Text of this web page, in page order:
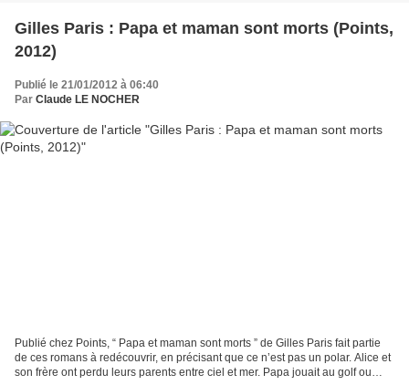
Gilles Paris : Papa et maman sont morts (Points,
2012)
Publié le 21/01/2012 à 06:40
Par Claude LE NOCHER
Publié chez Points, “ Papa et maman sont morts ” de Gilles Paris fait partie
de ces romans à redécouvrir, en précisant que ce n’est pas un polar. Alice et
son frère ont perdu leurs parents entre ciel et mer. Papa jouait au golf ou